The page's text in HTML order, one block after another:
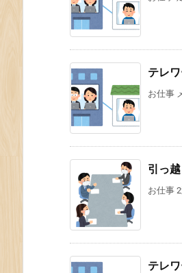
テレ
お仕事
引っ
お仕事
テレ